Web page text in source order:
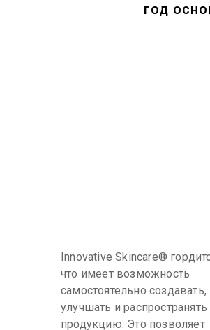
год
Innovative Skincare®
что имеет возможность
самостоятельно создавать,
улучшать и
продукцию. Это позволяет